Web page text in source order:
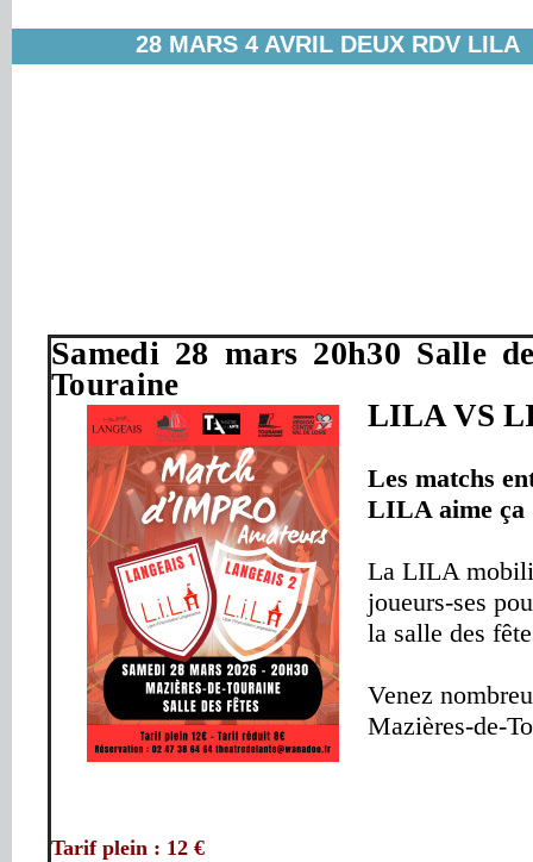
28 MARS 4 AVRIL DEUX RDV LILA
Samedi 28 mars 20h30 Salle
Touraine
LILA VS
Les matchs
LILA aime ça
La LILA
joueurs-ses
la salle des
Venez
Mazières-de-
Tarif plein : 12 €